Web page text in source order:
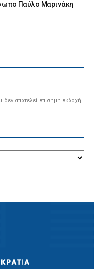
Παύλο Μαρινάκη
δεν αποτελεί επίσημη εκδοχή.